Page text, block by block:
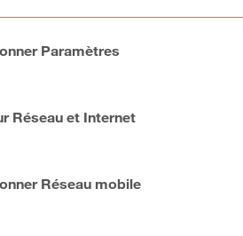
Paramètres
Réseau et Internet
Réseau mobile